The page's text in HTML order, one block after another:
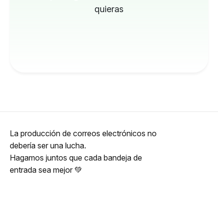
quieras
La producción de correos electrónicos no
debería ser una lucha.
Hagamos juntos que cada bandeja de
entrada sea mejor 💚